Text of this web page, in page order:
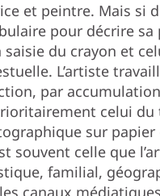
et peintre. Mais si
pour décrire sa
du crayon et
L’artiste
par
celui du
sur
souvent celle que
familial,
canaux